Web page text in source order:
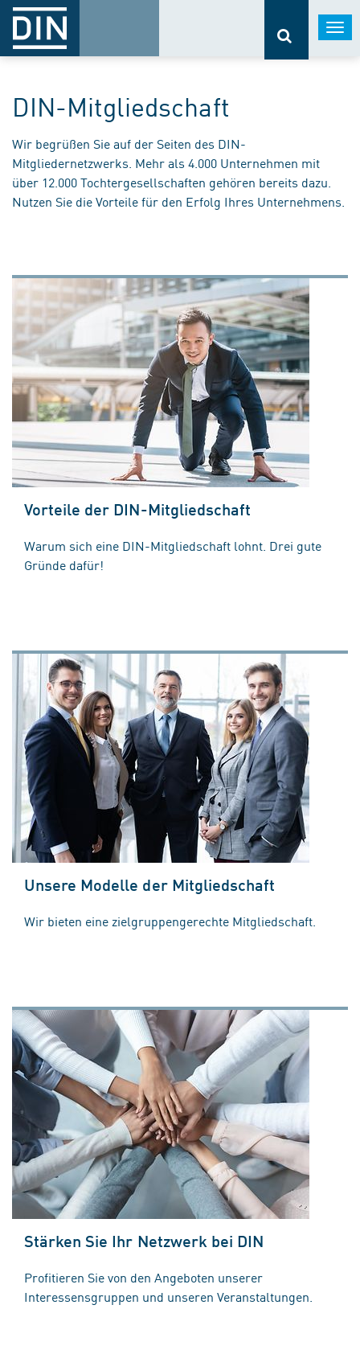
DIN-Mitgliedschaft
Wir begrüßen Sie auf der Seiten des DIN-
Mitgliedernetzwerks. Mehr als 4.000 Unternehmen mit
über 12.000 Tochtergesellschaften gehören bereits dazu.
Nutzen Sie die Vorteile für den Erfolg Ihres Unternehmens.
Vorteile der DIN-Mitgliedschaft
Warum sich eine DIN-Mitgliedschaft lohnt. Drei gute
Gründe dafür!
Unsere Modelle der Mitgliedschaft
Wir bieten eine zielgruppengerechte Mitgliedschaft.
Stärken Sie Ihr Netzwerk bei DIN
Profitieren Sie von den Angeboten unserer
Interessensgruppen und unseren Veranstaltungen.